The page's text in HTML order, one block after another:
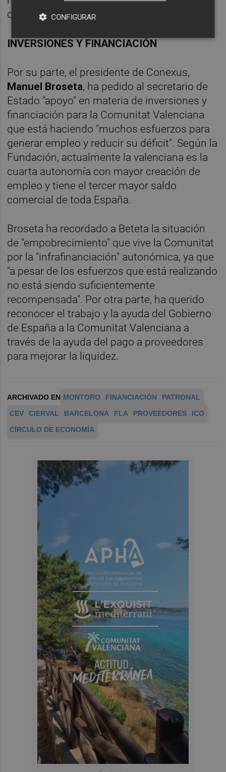
como el de la automoción.
INVERSIONES Y FINANCIACIÓN
Por su parte, el presidente de Conexus,
Manuel Broseta, ha pedido al secretario de
Estado "apoyo" en materia de inversiones y
financiación para la Comunitat Valenciana
que está haciendo "muchos esfuerzos para
generar empleo y reducir su déficit". Según la
Fundación, actualmente la valenciana es la
cuarta autonomía con mayor creación de
empleo y tiene el tercer mayor saldo
comercial de toda España.
Broseta ha recordado a Beteta la situación
de "empobrecimiento" que vive la Comunitat
por la "infrafinanciación" autonómica, ya que
"a pesar de los esfuerzos que está realizando
no está siendo suficientemente
recompensada". Por otra parte, ha querido
reconocer el trabajo y la ayuda del Gobierno
de España a la Comunitat Valenciana a
través de la ayuda del pago a proveedores
para mejorar la liquidez.
ARCHIVADO EN MONTORO FINANCIACIÓN
PATRONAL
CEV
CIERVAL BARCELONA FLA PROVEEDORES
ICO
CÍRCULO DE ECONOMÍA
CONFIGURAR